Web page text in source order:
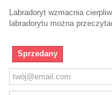
Labradoryt wzmacnia
labradorytu można
Sprzedany